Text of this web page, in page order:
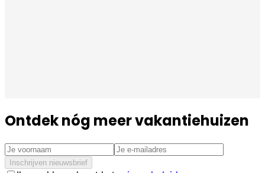
Ontdek nóg meer vakantiehuizen
Inschrijven nieuwsbrief